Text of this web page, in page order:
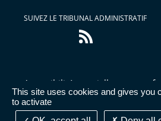
This site uses cookies and gives you
to activate
SUIVEZ LE TRIBUNAL ADMINISTRATIF
Flux
RSS
Accessibilité : partiellement
légales
Données
administratives